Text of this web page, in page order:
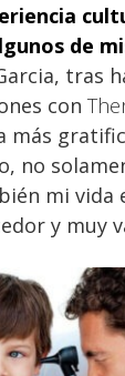
de
tras
con
más
no
mi vida
y muy